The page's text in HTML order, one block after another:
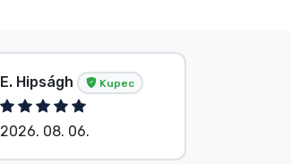
E. Hipságh Kupec
2026. 08. 06.